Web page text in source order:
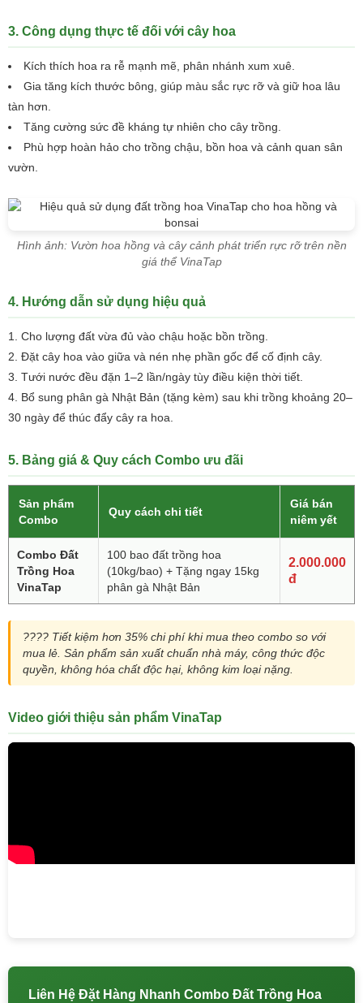
3. Công dụng thực tế đối với cây hoa
Kích thích hoa ra rễ mạnh mẽ, phân nhánh xum xuê.
Gia tăng kích thước bông, giúp màu sắc rực rỡ và giữ hoa lâu
tàn hơn.
Tăng cường sức đề kháng tự nhiên cho cây trồng.
Phù hợp hoàn hảo cho trồng chậu, bồn hoa và cảnh quan sân
vườn.
Hình ảnh: Vườn hoa hồng và cây cảnh phát triển rực rỡ trên nền
giá thể VinaTap
4. Hướng dẫn sử dụng hiệu quả
Cho lượng đất vừa đủ vào chậu hoặc bồn trồng.
Đặt cây hoa vào giữa và nén nhẹ phần gốc để cố định cây.
Tưới nước đều đặn 1–2 lần/ngày tùy điều kiện thời tiết.
Bổ sung phân gà Nhật Bản (tặng kèm) sau khi trồng khoảng 20–
30 ngày để thúc đẩy cây ra hoa.
5. Bảng giá & Quy cách Combo ưu đãi
Sản phẩm
Combo
Quy cách chi tiết
Giá bán
niêm yết
Combo Đất
Trồng Hoa
VinaTap
100 bao đất trồng hoa
(10kg/bao) + Tặng ngay 15kg
phân gà Nhật Bản
2.000.000
đ
???? Tiết kiệm hơn 35% chi phí khi mua theo combo so với
mua lẻ. Sản phẩm sản xuất chuẩn nhà máy, công thức độc
quyền, không hóa chất độc hại, không kim loại nặng.
Video giới thiệu sản phẩm VinaTap
Liên Hệ Đặt Hàng Nhanh Combo Đất Trồng Hoa